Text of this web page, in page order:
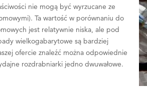
nie mogą być wyrzucane ze
Ta wartość w porównaniu do
jest relatywnie niska, ale pod
wielkogabarytowe są bardziej
ofercie znaleźć można odpowiednie
rozdrabniarki jedno dwuwałowe.